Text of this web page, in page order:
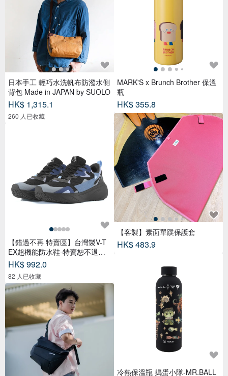
【錯過不再 特賣區】台灣製V-T
EX超機能防水鞋-特賣恕不退換
【父親節禮物】HYBRID 雙用托
特包
HK$ 846.7
【客製】素面單蹼保護套
HK$ 483.9
冷熱保溫瓶 搗蛋小隊-MR.BALL
波棍